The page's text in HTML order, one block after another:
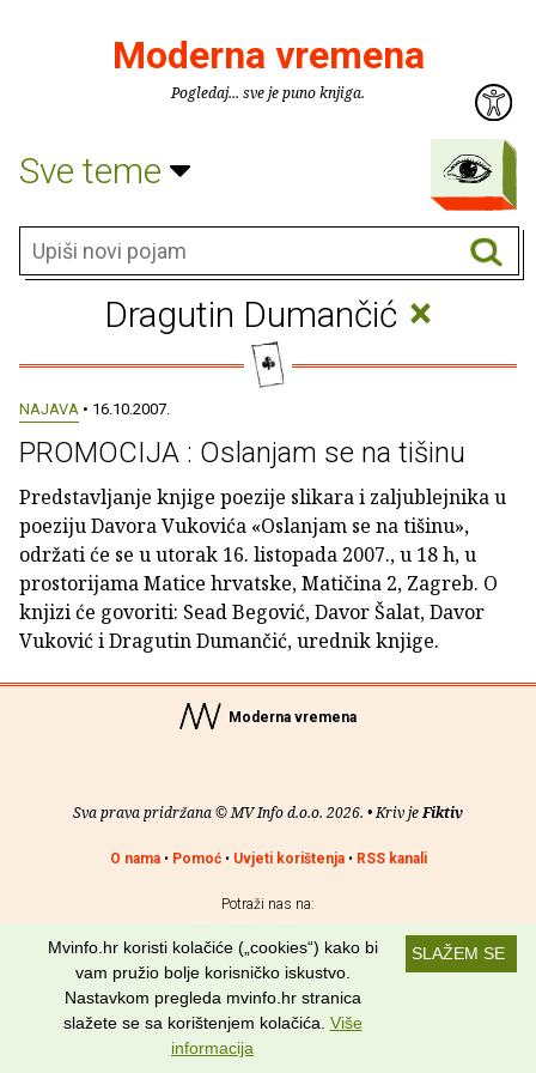
Moderna vremena
Pogledaj... sve je puno knjiga.
Sve teme
Dragutin Dumančić ×
NAJAVA • 16.10.2007.
PROMOCIJA : Oslanjam se na tišinu
Predstavljanje knjige poezije slikara i zaljublejnika u
poeziju Davora Vukovića «Oslanjam se na tišinu»,
održati će se u utorak 16. listopada 2007., u 18 h, u
prostorijama Matice hrvatske, Matičina 2, Zagreb. O
knjizi će govoriti: Sead Begović, Davor Šalat, Davor
Vuković i Dragutin Dumančić, urednik knjige.
Moderna vremena
Sva prava pridržana © MV Info d.o.o. 2026. • Kriv jeFiktiv
O nama• Pomoć• Uvjeti korištenja• RSS kanali
Potraži nas na:
SLAŽEM SE
Mvinfo.hr koristi kolačiće („cookies“) kako bi
vam pružio bolje korisničko iskustvo.
Nastavkom pregleda mvinfo.hr stranica
slažete se sa korištenjem kolačića. Više
informacija